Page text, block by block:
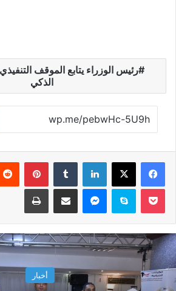
رئيس الوزراء يتابع الموقف
الذكي
فيسبوك لينكدإن بينتيريست
سكايب
أخبار